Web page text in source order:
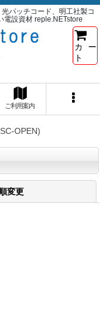
パッチコード、明工社製コ
電設資材 reple.NETstore
カー
ト
ご利用案内
OPEN)
変更